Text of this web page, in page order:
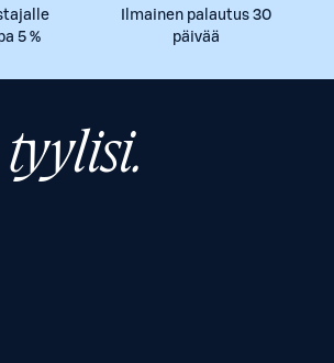
5 %
Ilmainen palautus 30
päivää
tyylisi.